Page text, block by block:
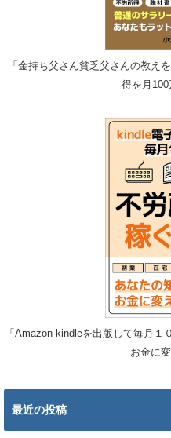
「金持ち父さん貧乏父さんの教え
得を月100
「Amazon kindleを出版して毎月
お金に
最近の投稿